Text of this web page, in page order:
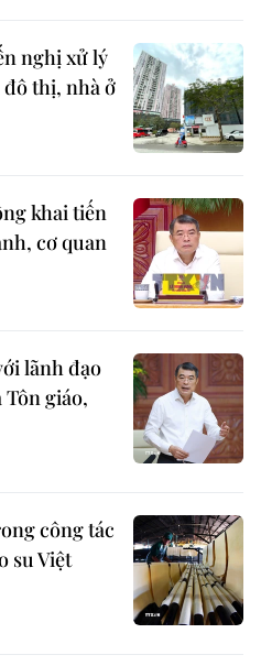
nghị xử lý
thị, nhà ở
khai tiến
cơ quan
lãnh đạo
Tôn giáo,
công tác
su Việt